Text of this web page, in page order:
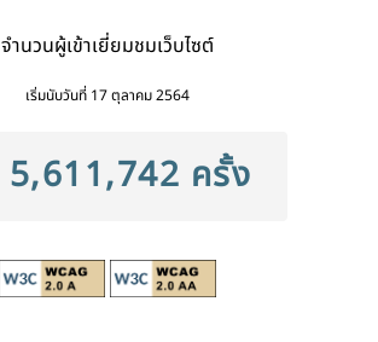
จำนวนผู้เข้าเยี่ยมชมเว็บไซต์
เริ่มนับวันที่ 17 ตุลาคม 2564
5,611,742 ครั้ง